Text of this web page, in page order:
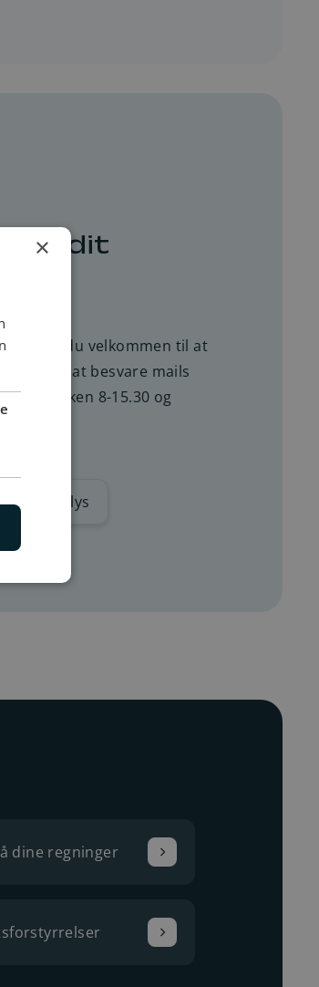
på dit
er du velkommen til at
klar til at besvare mails
klokken 8-15.30 og
til gadelys
dine regninger
×